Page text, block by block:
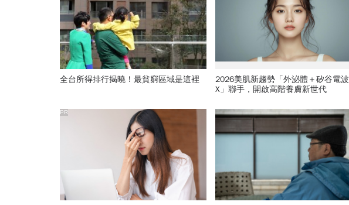
全台所得排行揭曉！最貧窮區域是這裡
2026美肌新趨勢「外泌體＋矽谷電波
X」聯手，開啟高階養膚新世代
PR